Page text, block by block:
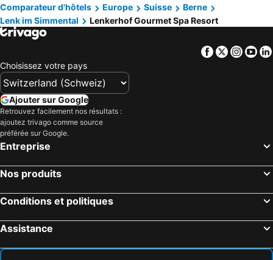
Comparateur d'hôtels
Europe Suisse
Berne
Lenk im Simmental
Lenkerhof Gourmet Spa Resort
Facebook
Twitter
Choisissez votre pays
Ajouter sur Google
Retrouvez facilement nos résultats :
ajoutez trivago comme source
préférée sur Google.
Entreprise
Nos produits
Conditions et politiques
Assistance